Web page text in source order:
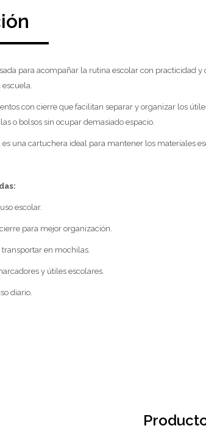
para acompañar la rutina escolar con practicidad
escuela.
con cierre que facilitan separar y organizar los
o bolsos sin ocupar demasiado espacio.
una cartuchera ideal para mantener los materiales
escolar.
para mejor organización.
transportar en mochilas.
y útiles escolares.
diario.